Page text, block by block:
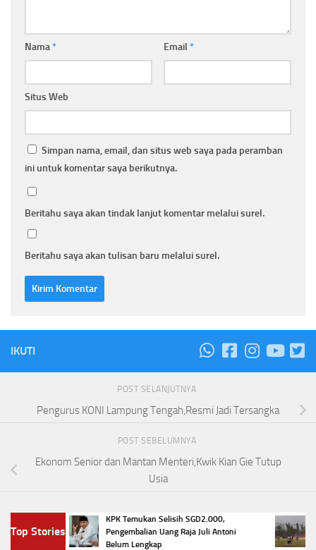
Nama* Email *
Situs Web
Simpan nama, email, dan situs web saya pada peramban
ini untuk komentar saya berikutnya.
Beritahu saya akan tindak lanjut komentar melalui surel.
Beritahu saya akan tulisan baru melalui surel.
IKUTI
POST SELANJUTNYA
Pengurus KONI Lampung Tengah,Resmi Jadi Tersangka
POST SEBELUMNYA
Ekonom Senior dan Mantan Menteri,Kwik Kian Gie Tutup
Usia
Top Stories
KPK Temukan Selisih SGD2.000,
Pengembalian Uang Raja Juli Antoni
Belum Lengkap
Petir